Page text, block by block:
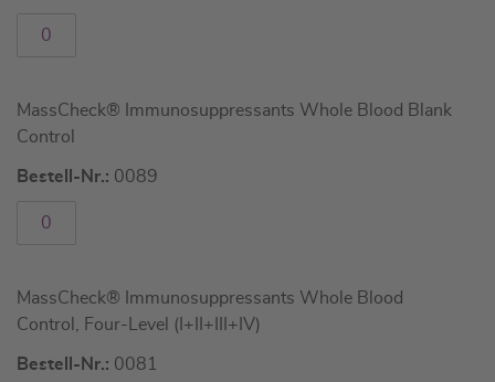
MassCheck® Immunosuppressants Whole Blood Blank
Control
Bestell-Nr.: 0089
MassCheck® Immunosuppressants Whole Blood
Control, Four-Level (I+II+III+IV)
Bestell-Nr.: 0081